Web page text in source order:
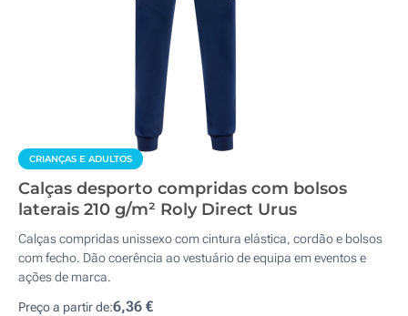
CRIANÇAS E ADULTOS
Calças desporto compridas com bolsos
laterais 210 g/m² Roly Direct Urus
Calças compridas unissexo com cintura elástica, cordão e bolsos
com fecho. Dão coerência ao vestuário de equipa em eventos e
ações de marca.
Preço a partir de:6,36 €